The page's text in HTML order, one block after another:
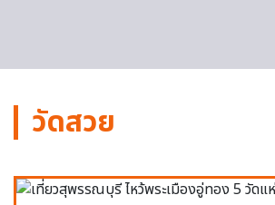
วัดสวย